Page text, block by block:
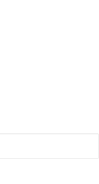
contattandoci e